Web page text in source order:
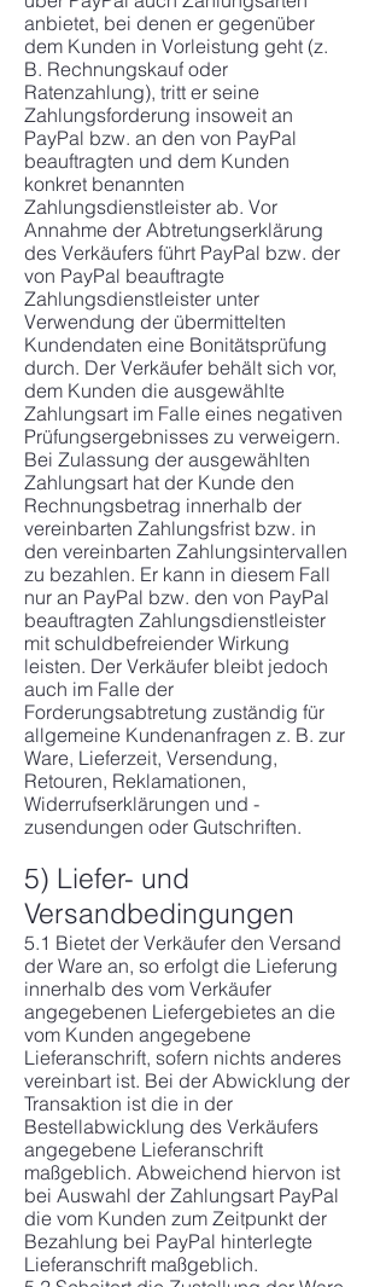
anbietet, bei denen er gegenüber
dem Kunden in Vorleistung geht (z.
B. Rechnungskauf oder
Ratenzahlung), tritt er seine
Zahlungsforderung insoweit an
PayPal bzw. an den von PayPal
beauftragten und dem Kunden
konkret benannten
Zahlungsdienstleister ab. Vor
Annahme der Abtretungserklärung
des Verkäufers führt PayPal bzw. der
von PayPal beauftragte
Zahlungsdienstleister unter
Verwendung der übermittelten
Kundendaten eine Bonitätsprüfung
durch. Der Verkäufer behält sich vor,
dem Kunden die ausgewählte
Zahlungsart im Falle eines negativen
Prüfungsergebnisses zu verweigern.
Bei Zulassung der ausgewählten
Zahlungsart hat der Kunde den
Rechnungsbetrag innerhalb der
vereinbarten Zahlungsfrist bzw. in
den vereinbarten Zahlungsintervallen
zu bezahlen. Er kann in diesem Fall
nur an PayPal bzw. den von PayPal
beauftragten Zahlungsdienstleister
mit schuldbefreiender Wirkung
leisten. Der Verkäufer bleibt jedoch
auch im Falle der
Forderungsabtretung zuständig für
allgemeine Kundenanfragen z. B. zur
Ware, Lieferzeit, Versendung,
Retouren, Reklamationen,
Widerrufserklärungen und -
zusendungen oder Gutschriften.
5) Liefer- und
Versandbedingungen
5.1 Bietet der Verkäufer den Versand
der Ware an, so erfolgt die Lieferung
innerhalb des vom Verkäufer
angegebenen Liefergebietes an die
vom Kunden angegebene
Lieferanschrift, sofern nichts anderes
vereinbart ist. Bei der Abwicklung der
Transaktion ist die in der
Bestellabwicklung des Verkäufers
angegebene Lieferanschrift
maßgeblich. Abweichend hiervon ist
bei Auswahl der Zahlungsart PayPal
die vom Kunden zum Zeitpunkt der
Bezahlung bei PayPal hinterlegte
Lieferanschrift maßgeblich.